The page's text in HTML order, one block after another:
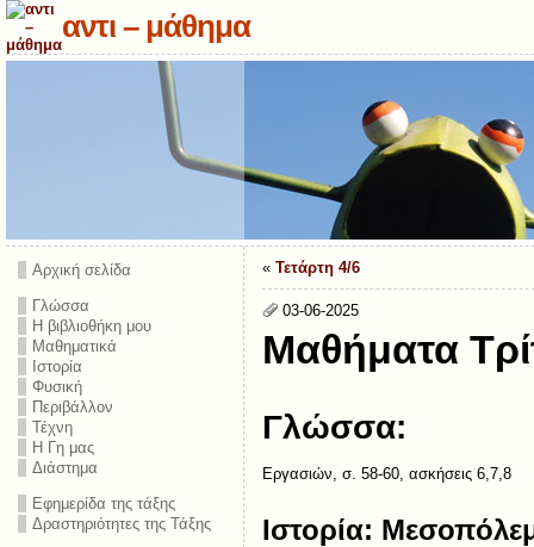
αντι – μάθημα
Αρχική σελίδα
Γλώσσα
Η βιβλιοθήκη μου
Μαθηματικά
Ιστορία
Φυσική
Περιβάλλον
Τέχνη
Η Γη μας
Διάστημα
Εφημερίδα της τάξης
Δραστηριότητες της Τάξης
« Τετάρτη 4/6
03-06-2025
Μαθήματα
Γλώσσα:
Εργασιών, σ. 58-60, ασκήσεις 6,7,8
Ιστορία: